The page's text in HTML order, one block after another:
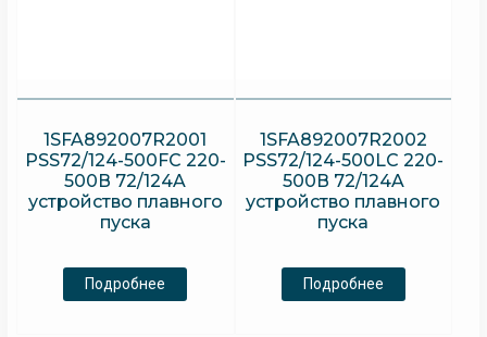
1SFA892007R2001
PSS72/124-500FC 220-
500В 72/124A
устройство плавного
пуска
Подробнее
1SFA892007R2002
PSS72/124-500LC 220-
500В 72/124A
устройство плавного
пуска
Подробнее